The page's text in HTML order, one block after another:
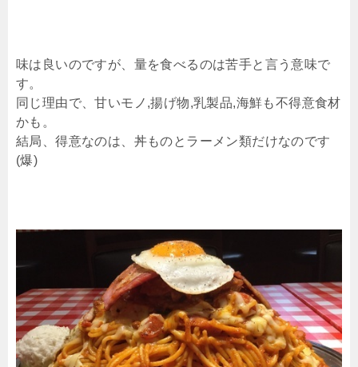
味は良いのですが、量を食べるのは苦手と言う意味で
す。
同じ理由で、甘いモノ,揚げ物,乳製品,海鮮も不得意食材
かも。
結局、得意なのは、丼ものとラーメン類だけなのです
(爆)